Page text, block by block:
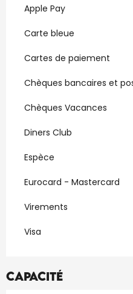
Apple Pay
Carte bleue
Cartes de paiement
Chèques bancaires et
Chèques Vacances
Diners Club
Espèce
Eurocard - Mastercard
Virements
Visa
Capacité